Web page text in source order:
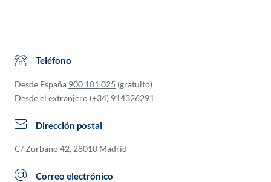
Teléfono
Desde España 900 101 025 (gratuito)
Desde el extranjero (+34) 914326291
Dirección postal
C/ Zurbano 42, 28010 Madrid
Correo electrónico